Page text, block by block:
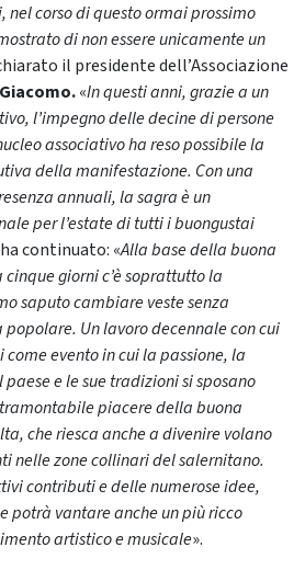
nel corso di questo ormai prossimo
di non essere unicamente un
il presidente dell’Associazione
«In questi anni, grazie a un
l’impegno delle decine di persone
associativo ha reso possibile la
della manifestazione. Con una
annuali, la sagra è un
per l’estate di tutti i buongustai
ha continuato: «Alla base della buona
giorni c’è soprattutto la
saputo cambiare veste senza
Un lavoro decennale con cui
evento in cui la passione, la
e le sue tradizioni si sposano
piacere della buona
che riesca anche a divenire volano
nelle zone collinari del salernitano.
contributi e delle numerose idee,
potrà vantare anche un più ricco
artistico e musicale».